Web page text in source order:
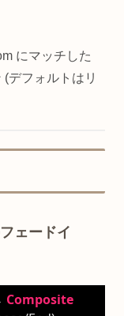
にマッチした
デフォルトはリ
ェードイ
Composite